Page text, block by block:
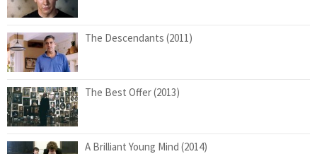
The Descendants (2011)
The Best Offer (2013)
A Brilliant Young Mind (2014)